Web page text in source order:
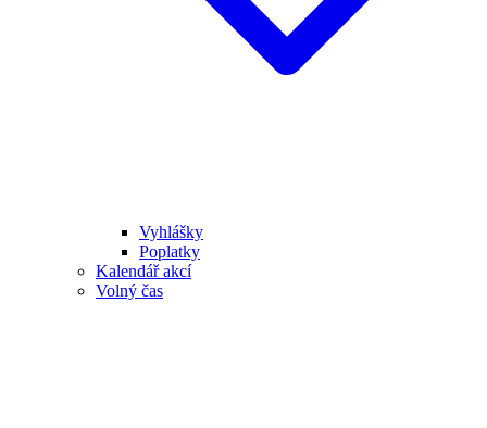
Vyhlášky
Poplatky
Kalendář akcí
Volný čas